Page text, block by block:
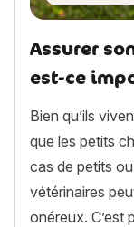
Assurer
est-ce
Bien qu’ils
que les petits
cas de petits
vétérinaires
onéreux. C’est